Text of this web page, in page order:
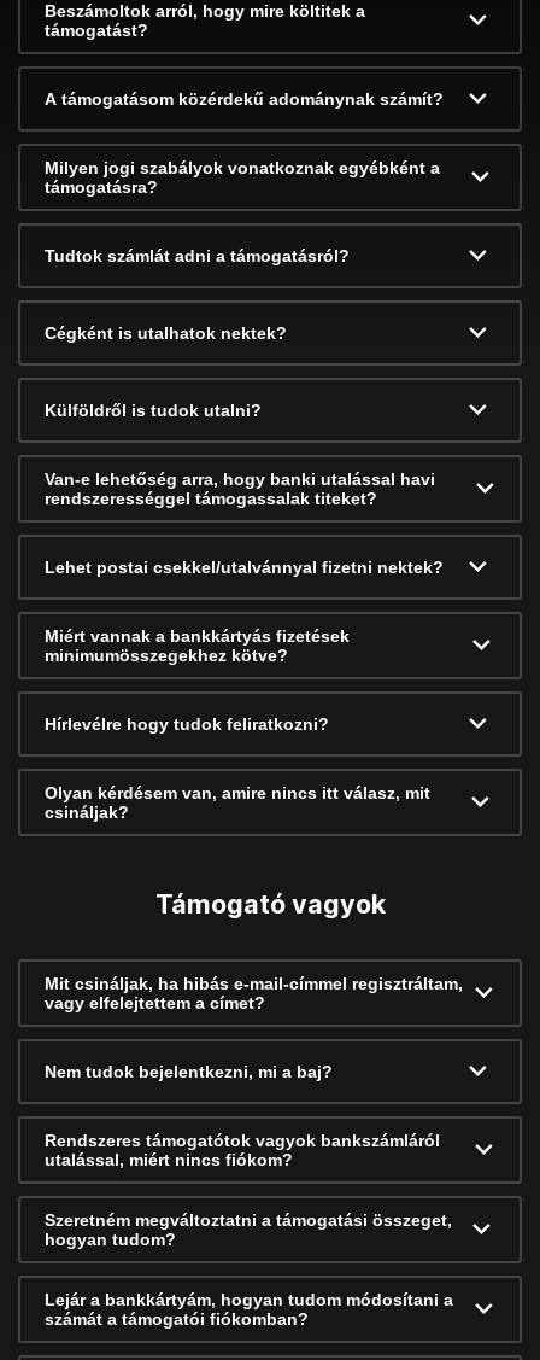
Beszámoltok arról, hogy mire költitek a
támogatást?
A támogatásom közérdekű adománynak számít?
Milyen jogi szabályok vonatkoznak egyébként a
támogatásra?
Tudtok számlát adni a támogatásról?
Cégként is utalhatok nektek?
Külföldről is tudok utalni?
Van-e lehetőség arra, hogy banki utalással havi
rendszerességgel támogassalak titeket?
Lehet postai csekkel/utalvánnyal fizetni nektek?
Miért vannak a bankkártyás fizetések
minimumösszegekhez kötve?
Hírlevélre hogy tudok feliratkozni?
Olyan kérdésem van, amire nincs itt válasz, mit
csináljak?
Támogató vagyok
Mit csináljak, ha hibás e-mail-címmel regisztráltam,
vagy elfelejtettem a címet?
Nem tudok bejelentkezni, mi a baj?
Rendszeres támogatótok vagyok bankszámláról
utalással, miért nincs fiókom?
Szeretném megváltoztatni a támogatási összeget,
hogyan tudom?
Lejár a bankkártyám, hogyan tudom módosítani a
számát a támogatói fiókomban?